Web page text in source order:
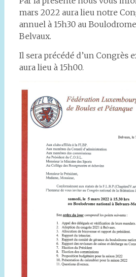
mars 2022 aura lieu notre
annuel à 15h30 au
Belvaux.
Il sera précédé d’un Congrès
aura lieu à 15h00.